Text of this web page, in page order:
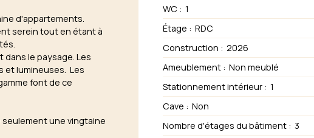
d'appartements.
serein tout en étant à
le paysage. Les
et lumineuses. Les
font de ce
une vingtaine
WC : 1
Étage : RDC
Construction : 2026
Ameublement : Non meublé
Stationnement intérieur : 1
Cave : Non
Nombre d'étages du bâtiment : 3